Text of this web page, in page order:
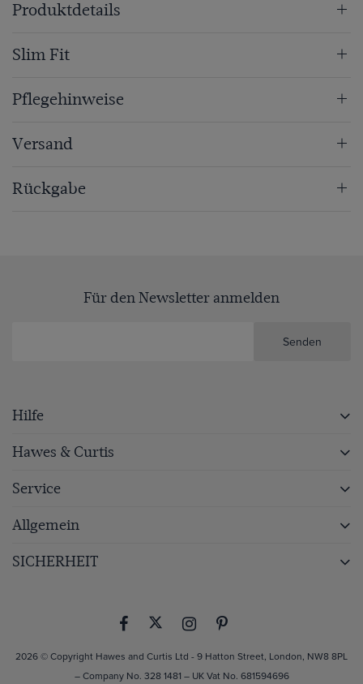
Produktdetails
Slim Fit
Pflegehinweise
Versand
Rückgabe
Für den Newsletter anmelden
Senden
Hilfe
Hawes & Curtis
Service
Allgemein
SICHERHEIT
2026 © Copyright Hawes and Curtis Ltd - 9 Hatton Street, London, NW8 8PL
– Company No. 328 1481 – UK Vat No. 681594696